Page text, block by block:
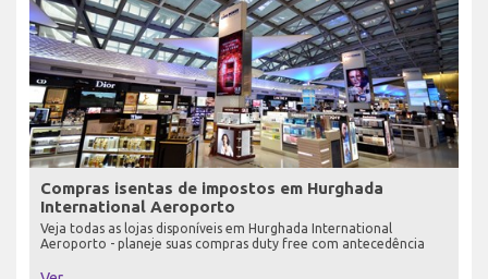
Compras isentas de impostos em Hurghada
International Aeroporto
Veja todas as lojas disponíveis em Hurghada International
Aeroporto - planeje suas compras duty free com antecedência